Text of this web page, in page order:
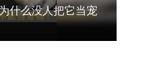
什么没人把它当宠